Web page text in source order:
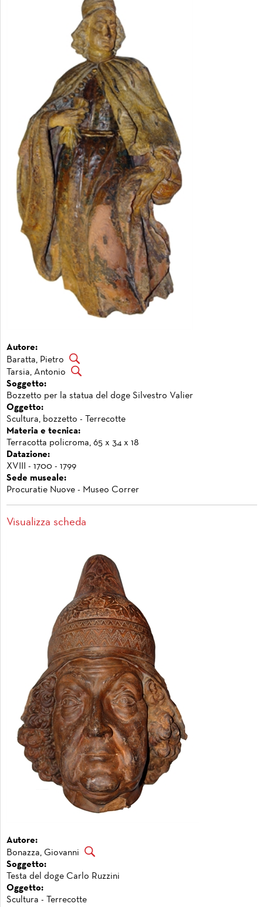
Autore:
Baratta, Pietro
Tarsia, Antonio
Soggetto:
Bozzetto per la statua del doge Silvestro Valier
Oggetto:
Scultura, bozzetto - Terrecotte
Materia e tecnica:
Terracotta policroma, 65 x 34 x 18
Datazione:
XVIII - 1700 - 1799
Sede museale:
Procuratie Nuove - Museo Correr
Visualizza scheda
Autore:
Bonazza, Giovanni
Soggetto:
Testa del doge Carlo Ruzzini
Oggetto:
Scultura - Terrecotte